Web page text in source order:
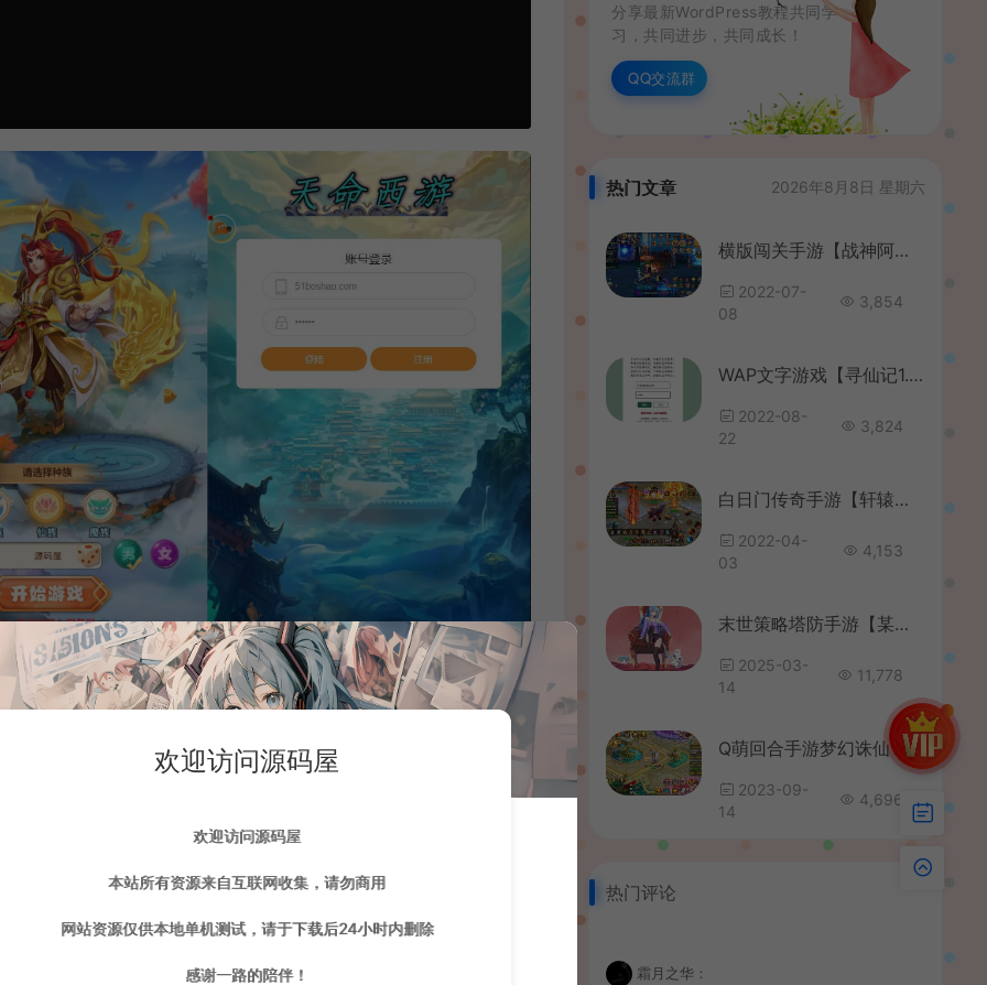
分享最新WordPress教程共同学
习，共同进步，共同成长！
QQ交流群
热门文章 2026年8月8日 星期六
横版闯关手游【战神阿拉德】最新整理Linux商业手工服务端+安卓+运营后台+详细搭建教程
2022-07-
08
3,854
WAP文字游戏【寻仙记1.0】最新整理WIN系一键即玩服务端+GM后台+详细搭建教程
2022-08-
22
3,824
白日门传奇手游【轩辕传奇之骑战世界】最新整理Win一键即玩服务端+坐骑+元神+魂环+GM后台+详细搭建教程
2022-04-
03
4,153
末世策略塔防手游【某炮259魔改版】最新整理单机一键即玩镜像端+Linux手工服务端+安卓苹果双端+本地热更+本地验证+解密工具+CDK后台+运营后台+详细搭建教程+视频教程
2025-03-
14
11,778
Q萌回合手游梦幻诛仙13职业【完美世界梦诛】最新整理Linux手工端+安卓苹果双端+多功能GM后台+详细搭建教程
2023-09-
14
4,696
热门评论
霜月之华：
欢迎访问源码屋
欢迎访问源码屋
本站所有资源来自互联网收集，请勿商用
网站资源仅供本地单机测试，请于下载后24小时内删除
感谢一路的陪伴！